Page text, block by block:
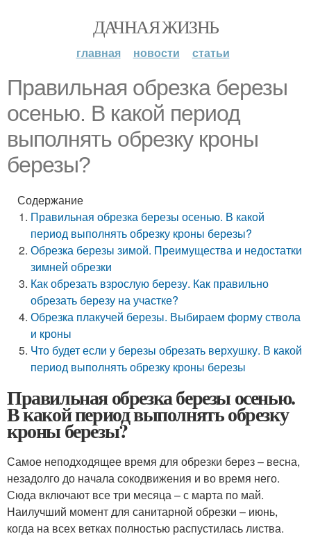
ДАЧНАЯ ЖИЗНЬ
главная новости статьи
Правильная обрезка березы
осенью. В какой период
выполнять обрезку кроны
березы?
Содержание
Правильная обрезка березы осенью. В какой
период выполнять обрезку кроны березы?
Обрезка березы зимой. Преимущества и недостатки
зимней обрезки
Как обрезать взрослую березу. Как правильно
обрезать березу на участке?
Обрезка плакучей березы. Выбираем форму ствола
и кроны
Что будет если у березы обрезать верхушку. В какой
период выполнять обрезку кроны березы
Правильная обрезка березы осенью.
В какой период выполнять обрезку
кроны березы?
Самое неподходящее время для обрезки берез – весна,
незадолго до начала сокодвижения и во время него.
Сюда включают все три месяца – с марта по май.
Наилучший момент для санитарной обрезки – июнь,
когда на всех ветках полностью распустилась листва.